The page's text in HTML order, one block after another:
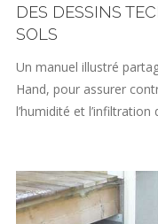
DES DESSINS
SOLS
Un manuel illustré
Hand, pour assurer
l’humidité et